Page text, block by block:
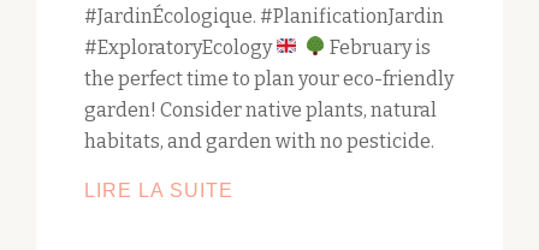
#JardinÉcologique. #PlanificationJardin
#ExploratoryEcology
February is
the perfect time to plan your eco-friendly
garden! Consider native plants, natural
habitats, and garden with no pesticide.
LIRE LA SUITE